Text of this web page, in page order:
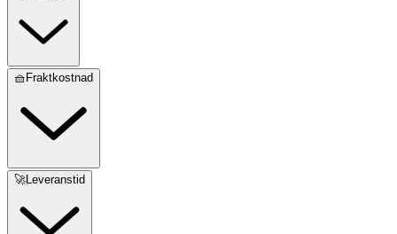
🧺Fraktkostnad
🚀Leveranstid